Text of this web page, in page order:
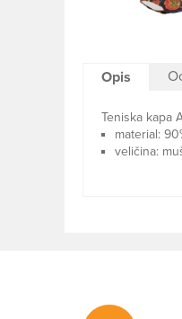
Opis
Teniska kapa
material:
veličina: